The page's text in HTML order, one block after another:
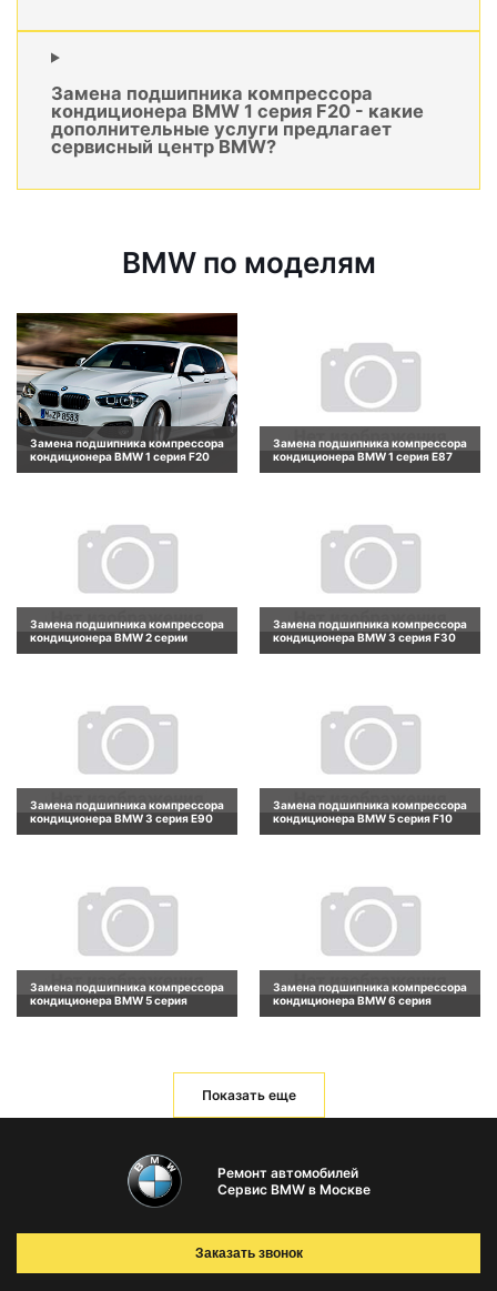
Замена подшипника компрессора
кондиционера BMW 1 серия F20 - какие
дополнительные услуги предлагает
сервисный центр BMW?
BMW по моделям
Замена подшипника компрессора
кондиционера BMW 1 серия F20
Замена подшипника компрессора
кондиционера BMW 1 серия E87
Замена подшипника компрессора
кондиционера BMW 2 серии
Замена подшипника компрессора
кондиционера BMW 3 серия F30
Замена подшипника компрессора
кондиционера BMW 3 серия E90
Замена подшипника компрессора
кондиционера BMW 5 серия F10
Замена подшипника компрессора
кондиционера BMW 5 серия
Замена подшипника компрессора
кондиционера BMW 6 серия
Показать еще
Ремонт автомобилей
Сервис BMW в Москве
Заказать звонок